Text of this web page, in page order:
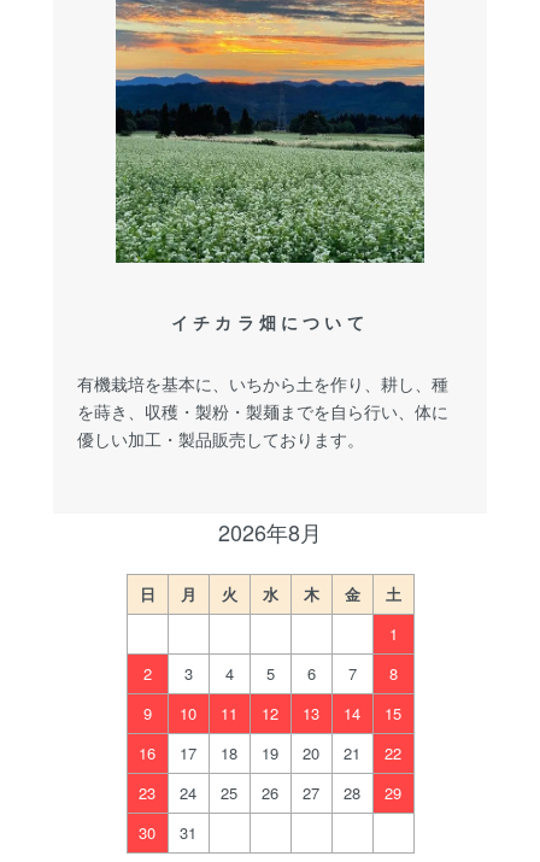
イチカラ畑について
有機栽培を基本に、いちから土を作り、耕し、種
を蒔き、収穫・製粉・製麺までを自ら行い、体に
優しい加工・製品販売しております。
2026年8月
日 月 火 水 木 金
土
1
2
3 4 5 6 7
8
9
10 11 12 13 14
15
16
17 18 19 20 21
22
23
24 25 26 27 28
29
30
31